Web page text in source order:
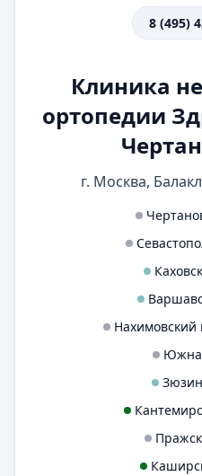
8 (495)
Клиника
ортопедии
г. Москва,
Нахимовский